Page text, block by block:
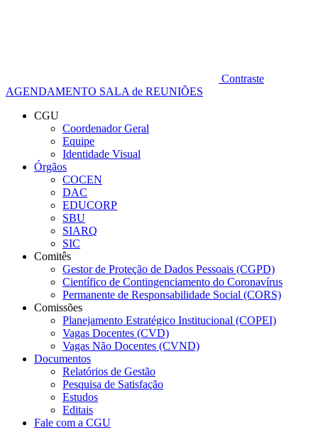
Contraste
AGENDAMENTO SALA de REUNIÕES
CGU
Coordenador Geral
Equipe
Identidade Visual
Órgãos
COCEN
DAC
EDUCORP
SBU
SIARQ
SIC
Comitês
Gestor de Proteção de Dados Pessoais (CGPD)
Científico de Contingenciamento do Coronavírus
Permanente de Responsabilidade Social (CORS)
Comissões
Planejamento Estratégico Institucional (COPEI)
Vagas Docentes (CVD)
Vagas Não Docentes (CVND)
Documentos
Relatórios de Gestão
Pesquisa de Satisfação
Estudos
Editais
Fale com a CGU